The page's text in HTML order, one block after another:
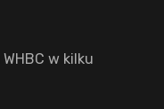
w kilku